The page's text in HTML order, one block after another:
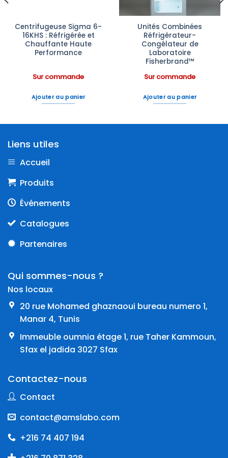
Centrifugeuse Sigma 6-
16KHS : Réfrigérée et
Chauffante Haute
Performance
Sur commande
Ajouter au panier
Unités Combinées
Réfrigérateur-
Congélateur de
Laboratoire
Fisherbrand™
Sur commande
Ajouter au panier
Liens utiles
Accueil
Produits
Événements
Catalogues
Partenaires
Qui sommes-nous ?
Nos locaux
20 rue Mohamed ghaznaoui bureau numero 1,
Manar 4, Tunis
Immeuble oumnia étage 1, rue Taher Kammoun,
Sfax el jadida 3027 Sfax
Contactez-nous
Contact
contact@amslabo.com
+216 74 407 194